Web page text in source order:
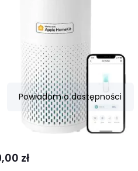
Porównaj
Powiadom o dostępności
zł